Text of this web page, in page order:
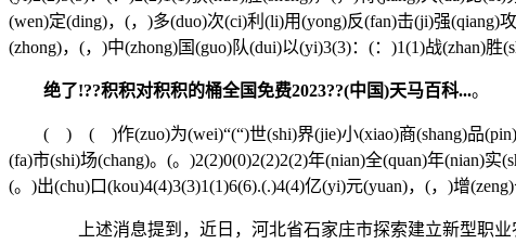
(wen)定(ding)，(，)多(duo)次(ci)利(li)用(yong)反(fan)击(ji)强(qiang)
(zhong)，(，)中(zhong)国(guo)队(dui)以(yi)3(3)：(：)1(1)战(zhan)胜
绝了!??积积对积积的桶全国免费2023??(中国)天马百科...。
( ) ( )作(zuo)为(wei)“(“)世(shi)界(jie)小(xiao)商(shang)品(pin)之
(fa)市(shi)场(chang)。(。)2(2)0(0)2(2)2(2)年(nian)全(quan)年(nian)实
(。)出(chu)口(kou)4(4)3(3)1(1)6(6).(.)4(4)亿(yi)元(yuan)，(，)增
上述消息提到，近日，河北省石家庄市探索建立新型职业农